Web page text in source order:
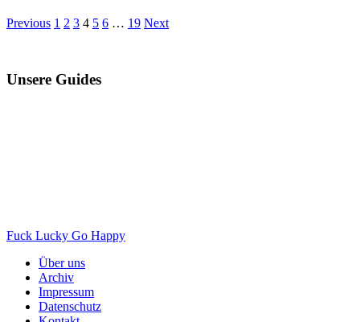
Previous 1 2 3 4 5 6 … 19 Next
Unsere Guides
Fuck Lucky Go Happy
Über uns
Archiv
Impressum
Datenschutz